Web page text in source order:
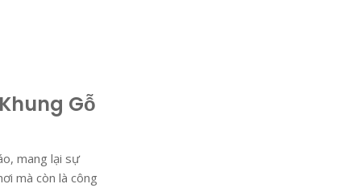
Gỗ
mang lại sự
mà còn là công